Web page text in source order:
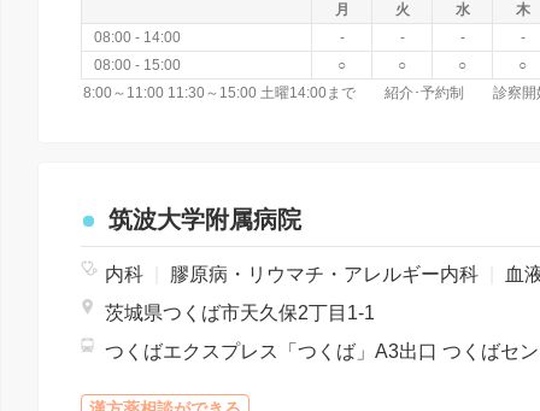
月 火 水
木
08:00 - 14:00
- - -
-
08:00 - 15:00
○ ○ ○ ○
筑波大学附属病院
内科 膠原病・リウマチ・アレルギー内科
血液内
茨城県つくば市天久保2丁目1-1